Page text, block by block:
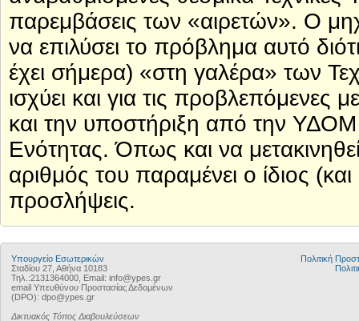
παρεμβάσεις των «αιρετών». Ο
να επιλύσει το πρόβλημα αυτό
έχει σήμερα) «στη γαλέρα» των
ισχύει και για τις
και την υποστήριξη από την
Ενότητας. Όπως και να
αριθμός του παραμένει ο ίδιος
προσλήψεις.
Υπουργείο Εσωτερικών
Σταδίου 27, Αθήνα 10183
Τηλ.:2131364000, Email: info@ypes.gr
email Υπευθύνου Προστασίας Δεδομένων
(DPO): dpo@ypes.gr
Δικτυακός Τόπος Διαβουλεύσεων
Πολιτική